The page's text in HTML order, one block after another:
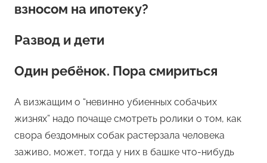
взносом на ипотеку?
Развод и дети
Один ребёнок. Пора смириться
А визжащим о “невинно убиенных собачьих
жизнях” надо почаще смотреть ролики о том, как
свора бездомных собак растерзала человека
заживо, может, тогда у них в башке что-нибудь